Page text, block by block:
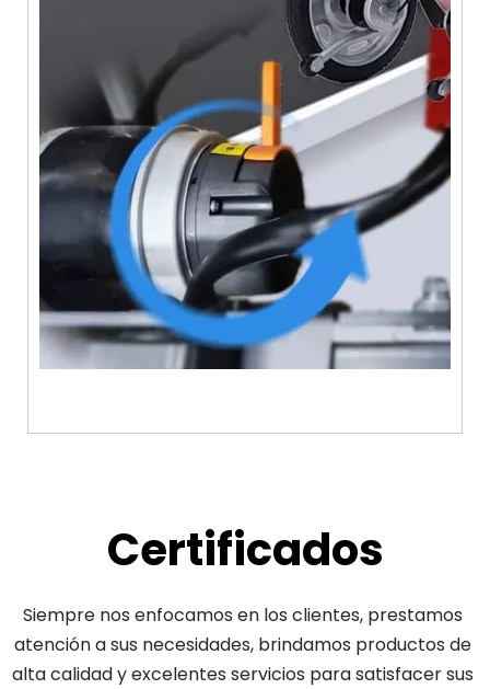
Certificados
Siempre nos enfocamos en los clientes, prestamos
atención a sus necesidades, brindamos productos de
alta calidad y excelentes servicios para satisfacer sus